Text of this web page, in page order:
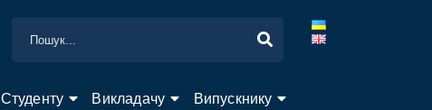
Студенту Викладачу Випускнику